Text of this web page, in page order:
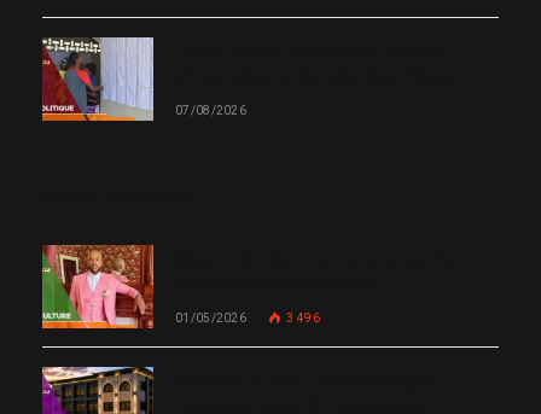
07/08/2026
01/05/2026 3 496